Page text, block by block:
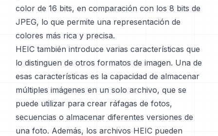
color de 16 bits, en comparación con los 8 bits de
JPEG, lo que permite una representación de
colores más rica y precisa.
HEIC también introduce varias características que
lo distinguen de otros formatos de imagen. Una de
esas características es la capacidad de almacenar
múltiples imágenes en un solo archivo, que se
puede utilizar para crear ráfagas de fotos,
secuencias o almacenar diferentes versiones de
una foto. Además, los archivos HEIC pueden